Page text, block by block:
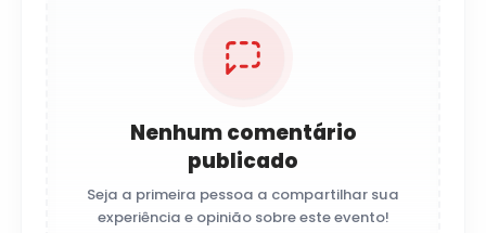
Nenhum comentário
publicado
Seja a primeira pessoa a compartilhar sua
experiência e opinião sobre este evento!